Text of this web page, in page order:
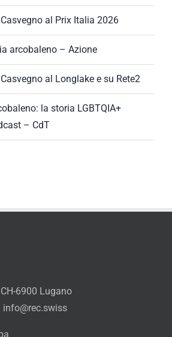
al Prix Italia 2026
arcobaleno – Azione
al Longlake e su Rete2
la storia LGBTQIA+
– CdT
6900 Lugano
info@rec.swiss